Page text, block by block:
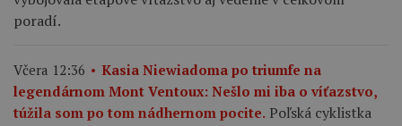
poradí.
Včera 12:36
Kasia Niewiadoma po triumfe na
legendárnom Mont Ventoux: Nešlo mi iba o víťazstvo,
túžila som po tom nádhernom pocite. Poľská cyklistka